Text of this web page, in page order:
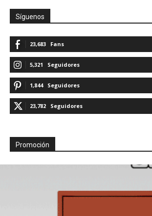
Síguenos
23,683 Fans
5,321 Seguidores
1,844 Seguidores
23,782 Seguidores
Promoción